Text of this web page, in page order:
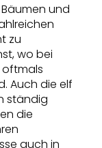
und
zu
wo bei
oftmals
Auch die elf
ständig
die
auch in